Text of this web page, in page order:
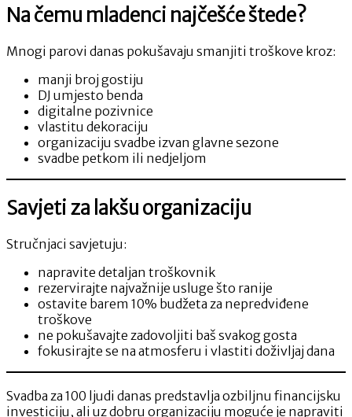
Na čemu mladenci najčešće štede?
Mnogi parovi danas pokušavaju smanjiti troškove kroz:
manji broj gostiju
DJ umjesto benda
digitalne pozivnice
vlastitu dekoraciju
organizaciju svadbe izvan glavne sezone
svadbe petkom ili nedjeljom
Savjeti za lakšu organizaciju
Stručnjaci savjetuju:
napravite detaljan troškovnik
rezervirajte najvažnije usluge što ranije
ostavite barem 10% budžeta za nepredviđene
troškove
ne pokušavajte zadovoljiti baš svakog gosta
fokusirajte se na atmosferu i vlastiti doživljaj dana
Svadba za 100 ljudi danas predstavlja ozbiljnu financijsku
investiciju, ali uz dobru organizaciju moguće je napraviti